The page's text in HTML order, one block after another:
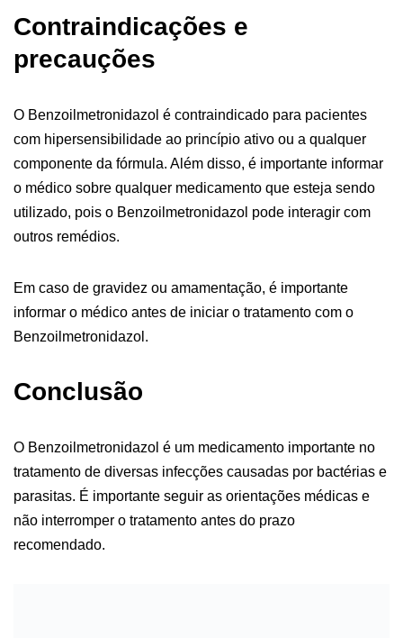
Contraindicações e
precauções
O Benzoilmetronidazol é contraindicado para pacientes
com hipersensibilidade ao princípio ativo ou a qualquer
componente da fórmula. Além disso, é importante informar
o médico sobre qualquer medicamento que esteja sendo
utilizado, pois o Benzoilmetronidazol pode interagir com
outros remédios.
Em caso de gravidez ou amamentação, é importante
informar o médico antes de iniciar o tratamento com o
Benzoilmetronidazol.
Conclusão
O Benzoilmetronidazol é um medicamento importante no
tratamento de diversas infecções causadas por bactérias e
parasitas. É importante seguir as orientações médicas e
não interromper o tratamento antes do prazo
recomendado.